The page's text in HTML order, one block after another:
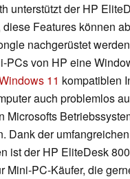
unterstützt der HP
Features können
nachgerüstet
PCs von HP eine
11 kompatiblen
auch problemlos
Microsofts
Dank der umfangreichen
ist der HP EliteDesk
Mini-PC-Käufer, die